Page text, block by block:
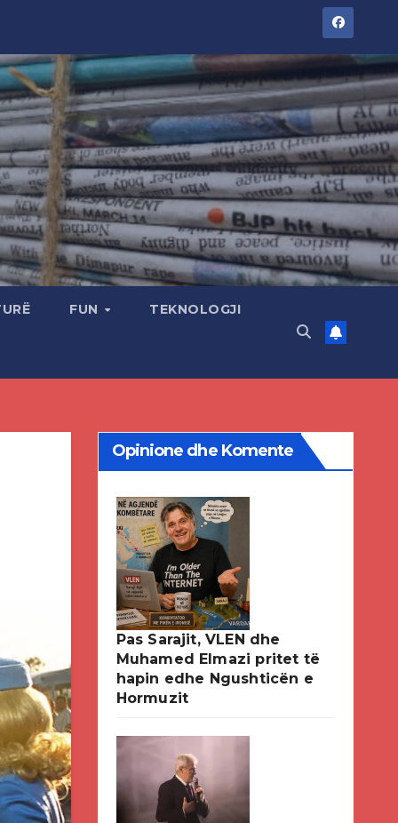
FUN TEKNOLOGJI
Opinione dhe Komente
Pas Sarajit, VLEN dhe
Muhamed Elmazi pritet të
hapin edhe Ngushticën e
Hormuzit